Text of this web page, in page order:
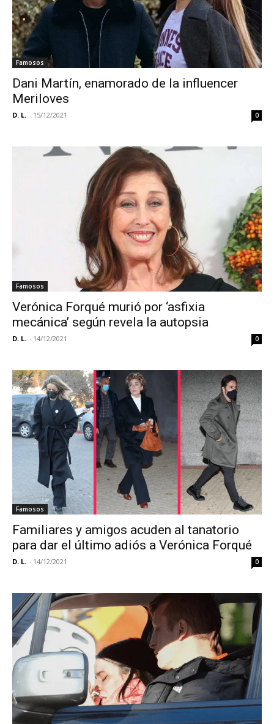
Famosos
Dani Martín, enamorado de la influencer
Meriloves
D. L. - 15/12/2021 0
Famosos
Verónica Forqué murió por ‘asfixia
mecánica’ según revela la autopsia
D. L. - 14/12/2021 0
Famosos
Familiares y amigos acuden al tanatorio
para dar el último adiós a Verónica Forqué
D. L. - 14/12/2021 0